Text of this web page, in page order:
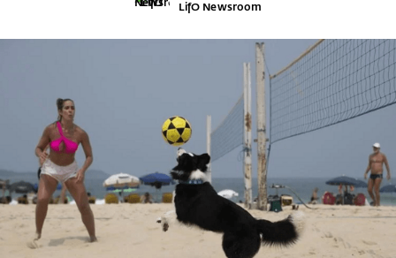
LifO Newsroom